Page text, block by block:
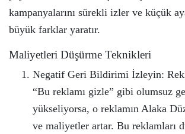
kampanyalarını sürekli izler ve küçük
büyük farklar yaratır.
Maliyetleri Düşürme Teknikleri
Negatif Geri Bildirimi İzleyin:
“Bu reklamı gizle” gibi olumsuz
yükseliyorsa, o reklamın Alaka
ve maliyetler artar. Bu reklamları